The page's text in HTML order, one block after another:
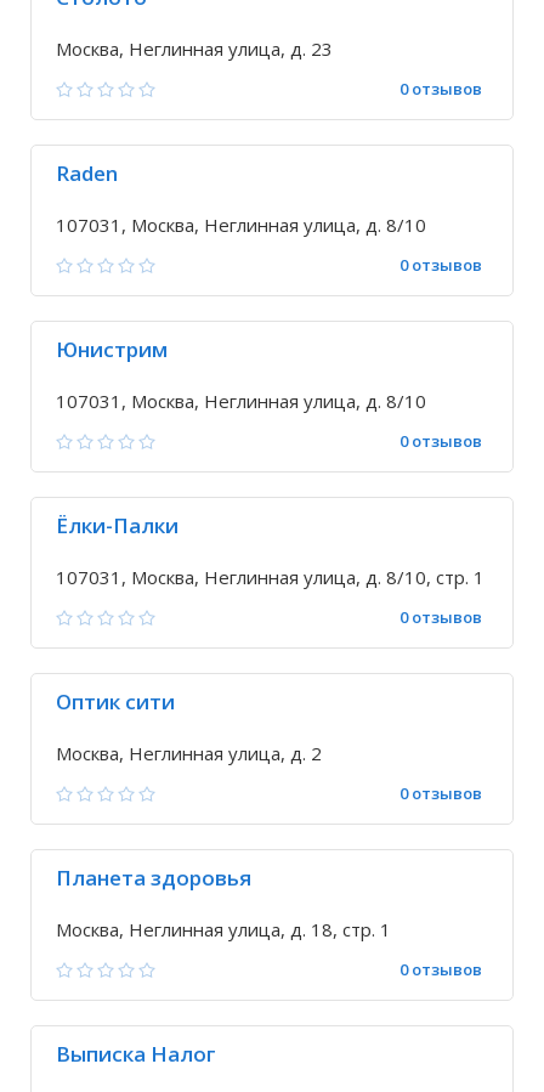
Москва, Неглинная улица, д. 23
0 отзывов
Raden
107031, Москва, Неглинная улица, д. 8/10
0 отзывов
Юнистрим
107031, Москва, Неглинная улица, д. 8/10
0 отзывов
Ёлки-Палки
107031, Москва, Неглинная улица, д. 8/10, стр. 1
0 отзывов
Оптик сити
Москва, Неглинная улица, д. 2
0 отзывов
Планета здоровья
Москва, Неглинная улица, д. 18, стр. 1
0 отзывов
Выписка Налог